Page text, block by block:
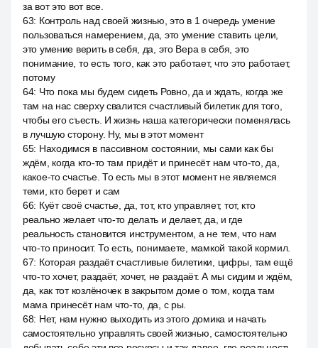
за вот это вот все.
63: Контроль над своей жизнью, это в 1 очередь умение
пользоваться намерением, да, это умение ставить цели,
это умение верить в себя, да, это Вера в себя, это
понимание, то есть того, как это работает, что это работает,
потому
64: Что пока мы будем сидеть Ровно, да и ждать, когда же
там на нас сверху свалится счастливый билетик для того,
чтобы его съесть. И жизнь наша категорически поменялась
в лучшую сторону. Ну, мы в этот момент
65: Находимся в пассивном состоянии, мы сами как бы
ждём, когда кто-то там придёт и принесёт нам что-то, да,
какое-то счастье. То есть мы в этот момент не являемся
теми, кто берет и сам
66: Куёт своё счастье, да, тот, кто управляет, тот, кто
реально желает что-то делать и делает, да, и где
реальность становится инструментом, а не тем, что нам
что-то приносит. То есть, понимаете, мамкой такой кормил.
67: Которая раздаёт счастливые билетики, цифры, там ещё
что-то хочет, раздаёт, хочет, не раздаёт. А мы сидим и ждём,
да, как тот козлёночек в закрытом доме о том, когда там
мама принесёт нам что-то, да, с ры.
68: Нет, нам нужно выходить из этого домика и начать
самостоятельно управлять своей жизнью, самостоятельно